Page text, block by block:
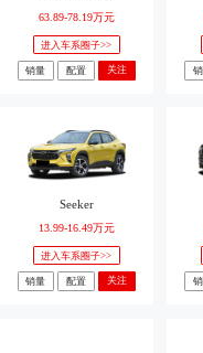
63.89-78.19万元
进入车系圈子>>
销量 配置 关注
Seeker
13.99-16.49万元
进入车系圈子>>
销量 配置 关注